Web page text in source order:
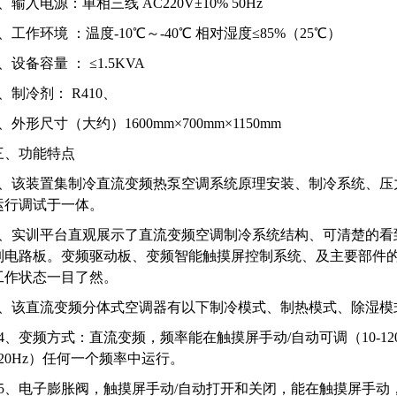
输入电源：单相三线 AC220V±10% 50Hz
工作环境 ：温度-10℃～-40℃ 相对湿度≤85%（25℃）
设备容量 ： ≤1.5KVA
制冷剂： R410、
外形尺寸（大约）1600mm×700mm×1150mm
、功能特点
该装置集制冷直流变频热泵空调系统原理安装、制冷系统、
行调试于一体。
实训平台直观展示了直流变频空调制冷系统结构、可清楚的
电路板。变频驱动板、变频智能触摸屏控制系统、及主要部件
作状态一目了然。
该直流变频分体式空调器有以下制冷模式、制热模式、除湿模
、变频方式：直流变频，频率能在触摸屏手动/自动可调（10-
）任何一个频率中运行。
、电子膨胀阀，触摸屏手动/自动打开和关闭，能在触摸屏手动